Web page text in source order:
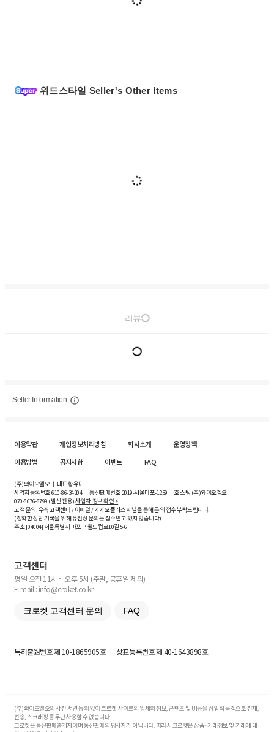
위드스타일 Seller's Other Items
리뷰
Seller Information
이용약관 개인정보처리방침 회사소개
운영정책
이용방법
공지사항 이벤트 FAQ
(주)와이오엘오 ㅣ 대표 황유미
사업자등록번호610-86-34204ㅣ 통신판매번호 2019-서울마포-1239 ㅣ 호스팅 (주)와이오엘오
070-8676-8799 (발신 전용)사업자 정보 확인 >
고객 문의: 우측 고객센터 / 이메일 / 카카오플러스 채널을 통해 문의 접수 부탁드립니다.
(정확한 상담 기록을 위해 유선상 문의는 접수받고 있지 않습니다)
주소 [04004] 서울특별시 마포구 월드컵로10길5-6
고객센터
평일 오전 11시 ~ 오후 5시 (주말, 공휴일 제외)
E-mail : info@croket.co.kr
크로켓 고객센터 문의 FAQ
특허출원번호제 10-1865905호 상표등록번호제 40-1643898호
(주)와이오엘오의 사전 서면 동의 없이 크로켓 사이트의 일체의 정보, 콘텐츠 및 UI등을 상업적 목적으로 전재,
전송, 스크래핑 등 무단 사용할 수 없습니다.
크로켓은 통신판매중개자이며 통신판매의 당사자가 아닙니다. 따라서 크로켓은 상품·거래정보 및 거래에 대